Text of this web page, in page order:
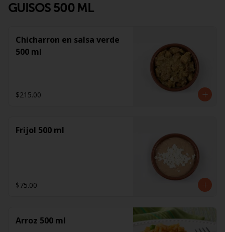
GUISOS 500 ML
Chicharron en salsa verde
500 ml
$215.00
Frijol 500 ml
$75.00
Arroz 500 ml